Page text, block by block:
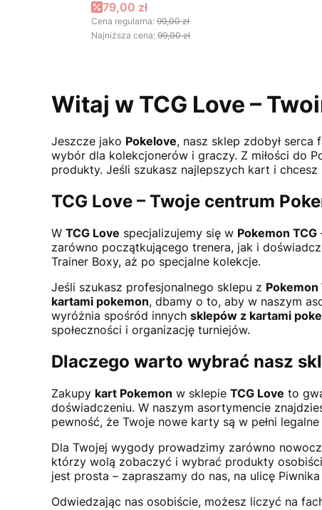
Cena promocyjna
79,00 zł
Cena regularna: 99,00 zł
Najniższa cena: 99,00 zł
Witaj w TCG Love –
Jeszcze jako Pokelove, nasz sklep zdobył serca
wybór dla kolekcjonerów i graczy. Z miłości do
produkty. Jeśli szukasz najlepszych kart i
TCG Love – Twoje centrum
W TCG Love specjalizujemy się w Pokemon TCG
zarówno początkującego trenera, jak i
Trainer Boxy, aż po specjalne kolekcje.
Jeśli szukasz profesjonalnego sklepu z Pokemon
kartami pokemon, dbamy o to, aby w naszym
wyróżnia spośród innych sklepów z kartami
społeczności i organizację turniejów.
Dlaczego warto wybrać nasz
Zakupy kart Pokemon w sklepie TCG Love to
doświadczeniu. W naszym asortymencie
pewność, że Twoje nowe karty są w pełni
Dla Twojej wygody prowadzimy zarówno
którzy wolą zobaczyć i wybrać produkty
jest prosta – zapraszamy do nas, na ulicę
Odwiedzając nas osobiście, możesz liczyć na